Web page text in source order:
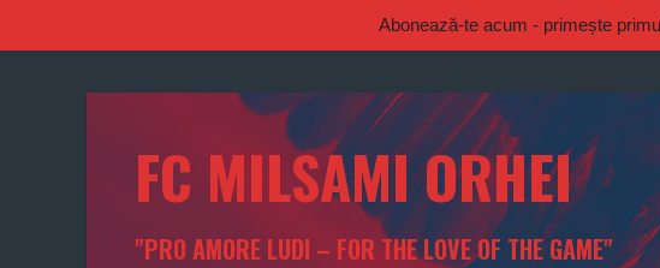
FC MILSAMI ORHEI
"PRO AMORE LUDI – FOR THE LOVE OF THE GAME"
Abonează-te acum - primește